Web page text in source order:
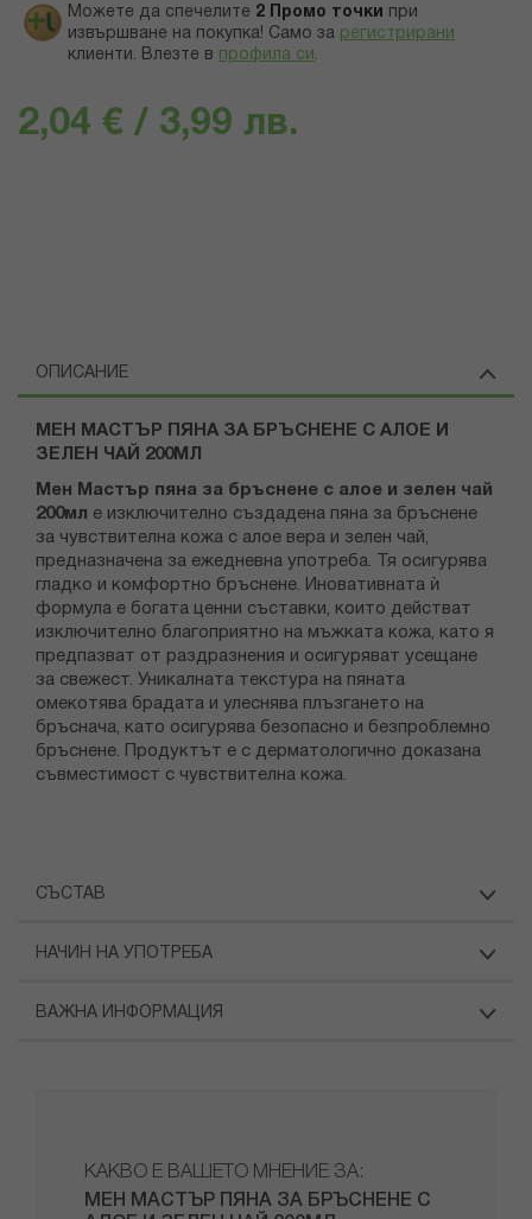
Можете да спечелите 2 Промо точки
при
извършване на покупка! Само за регистрирани
клиенти. Влезте в профила си .
2,04 € / 3,99 лв.
ОПИСАНИЕ
МЕН МАСТЪР ПЯНА ЗА БРЪСНЕНЕ С АЛОЕ И
ЗЕЛЕН ЧАЙ 200МЛ
Мен Мастър пяна за бръснене с алое и зелен чай
200мл е изключително създадена пяна за бръснене
за чувствителна кожа с алое вера и зелен чай,
предназначена за ежедневна употреба. Тя осигурява
гладко и комфортно бръснене. Иновативната ѝ
формула е богата ценни съставки, които действат
изключително благоприятно на мъжката кожа, като я
предпазват от раздразнения и осигуряват усещане
за свежест. Уникалната текстура на пяната
омекотява брадата и улеснява плъзгането на
бръснача, като осигурява безопасно и безпроблемно
бръснене. Продуктът е с дерматологично доказана
съвместимост с чувствителна кожа.
СЪСТАВ
НАЧИН НА УПОТРЕБА
ВАЖНА ИНФОРМАЦИЯ
КАКВО Е ВАШЕТО МНЕНИЕ ЗА:
МЕН МАСТЪР ПЯНА ЗА БРЪСНЕНЕ С